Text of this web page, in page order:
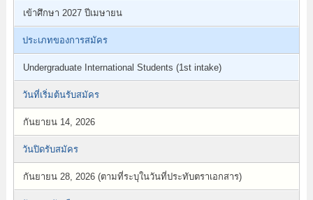
เข้าศึกษา 2027 ปีเมษายน
ประเภทของการสมัคร
Undergraduate International Students (1st intake)
วันที่เริ่มต้นรับสมัคร
กันยายน 14, 2026
วันปิดรับสมัคร
กันยายน 28, 2026 (ตามที่ระบุในวันที่ประทับตราเอกสาร)